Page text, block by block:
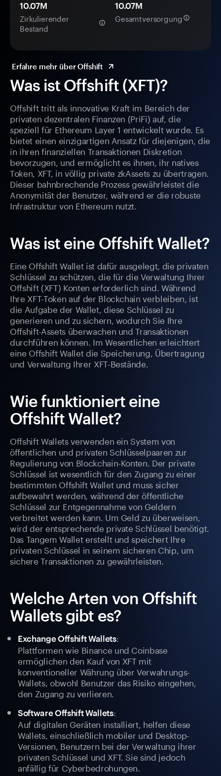
Was ist Offshift (XFT)?
Offshift tritt als innovative Kraft im Bereich der
privaten dezentralen Finanzen (PriFi) auf, die
speziell für Ethereum Layer 1 entwickelt wurde. Es
bietet einen einzigartigen Ansatz für diejenigen, die
in ihren finanziellen Transaktionen Diskretion
bevorzugen, und ermöglicht es ihnen, ihr natives
Token, XFT, in völlig private zkAssets zu übertragen.
Dieser bahnbrechende Prozess gewährleistet die
Anonymität der Benutzer, während er die robuste
Infrastruktur von Ethereum nutzt.
Was ist eine Offshift Wallet?
Eine Offshift Wallet ist dafür ausgelegt, die privaten
Schlüssel zu schützen, die für die Verwaltung Ihrer
Offshift (XFT) Konten erforderlich sind. Während
Ihre XFT-Token auf der Blockchain verbleiben, ist
die Aufgabe der Wallet, diese Schlüssel zu
generieren und zu sichern, wodurch Sie Ihre
Offshift-Assets überwachen und Transaktionen
durchführen können. Im Wesentlichen erleichtert
eine Offshift Wallet die Speicherung, Übertragung
und Verwaltung Ihrer XFT-Bestände.
Wie funktioniert eine
Offshift Wallet?
Offshift Wallets verwenden ein System von
öffentlichen und privaten Schlüsselpaaren zur
Regulierung von Blockchain-Konten. Der private
Schlüssel ist wesentlich für den Zugang zu einer
bestimmten Offshift Wallet und muss sicher
aufbewahrt werden, während der öffentliche
Schlüssel zur Entgegennahme von Geldern
verbreitet werden kann. Um Geld zu überweisen,
wird der entsprechende private Schlüssel benötigt.
Das Tangem Wallet erstellt und speichert Ihre
privaten Schlüssel in seinem sicheren Chip, um
sichere Transaktionen zu gewährleisten.
Welche Arten von Offshift
Wallets gibt es?
Exchange Offshift Wallets:
Plattformen wie Binance und Coinbase
ermöglichen den Kauf von XFT mit
konventioneller Währung über Verwahrungs-
Wallets, obwohl Benutzer das Risiko eingehen,
den Zugang zu verlieren.
Software Offshift Wallets:
Auf digitalen Geräten installiert, helfen diese
Wallets, einschließlich mobiler und Desktop-
Versionen, Benutzern bei der Verwaltung ihrer
privaten Schlüssel und XFT. Sie sind jedoch
anfällig für Cyberbedrohungen.
10.07M
Zirkulierender
Bestand
10.07M
Gesamtversorgung
Erfahre mehr über Offshift